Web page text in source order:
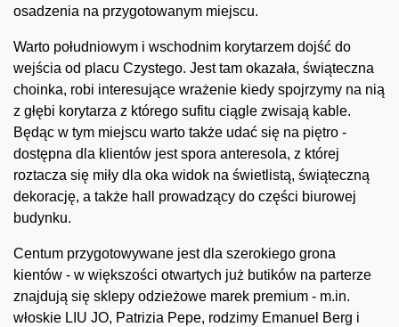
osadzenia na przygotowanym miejscu.
Warto południowym i wschodnim korytarzem dojść do
wejścia od placu Czystego. Jest tam okazała, świąteczna
choinka, robi interesujące wrażenie kiedy spojrzymy na nią
z głębi korytarza z którego sufitu ciągle zwisają kable.
Będąc w tym miejscu warto także udać się na piętro -
dostępna dla klientów jest spora anteresola, z której
roztacza się miły dla oka widok na świetlistą, świąteczną
dekorację, a także hall prowadzący do części biurowej
budynku.
Centum przygotowywane jest dla szerokiego grona
kientów - w większości otwartych już butików na parterze
znajdują się sklepy odzieżowe marek premium - m.in.
włoskie LIU JO, Patrizia Pepe, rodzimy Emanuel Berg i